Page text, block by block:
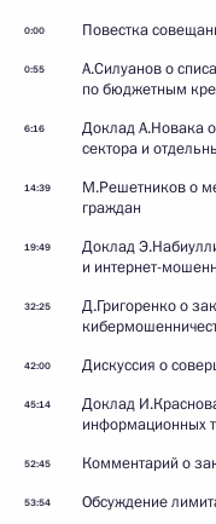
0:00 Повестка
0:55
А.Силуанов о
по бюджетным
6:16
Доклад А.Новака
сектора и
14:39
М.Решетников о
граждан
19:49
Доклад
и интернет-
32:25
Д.Григоренко о
42:00 Дискуссия о
45:14
Доклад
информационных
52:45 Комментарий о
53:54 Обсуждение